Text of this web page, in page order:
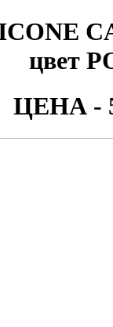
цвет
ЦЕНА -